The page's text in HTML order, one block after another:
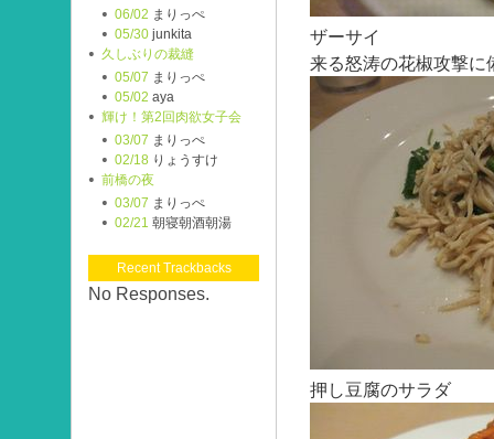
ザーサイ
来る怒涛の花椒攻撃に
押し豆腐のサラダ
06/02 まりっぺ
05/30 junkita
久しぶりの裁縫
05/07 まりっぺ
05/02 aya
輝け！第2回肉欲女子会
03/07 まりっぺ
02/18 りょうすけ
前橋の夜
03/07 まりっぺ
02/21 朝寝朝酒朝湯
Recent Trackbacks
No Responses.